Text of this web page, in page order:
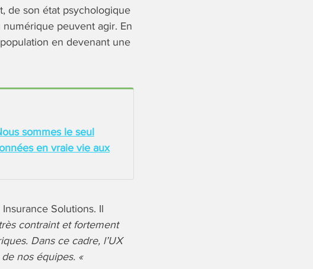
de son état psychologique
peuvent agir. En
en devenant une
sommes le seul
en vraie vie aux
Solutions. Il
contraint et fortement
Dans ce cadre, l’UX
nos équipes. «